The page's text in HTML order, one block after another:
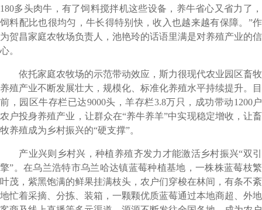
180多头肉牛，有了饲料搅拌机这些设备，养牛省心又省力了，
饲料配比也很均匀，牛长得特别快，收入也越来越有保障。”作
为贺昌家庭农牧场负责人，池艳玲的话语里满是对养殖产业的信
心。
依托家庭农牧场的示范带动效应，斯力很现代农业园区畜牧
养殖产业不断发展壮大，规模化、标准化养殖水平持续提升。目
前，园区牛存栏已达9000头，羊存栏3.8万只，成功带动1200户
农户投身养殖产业，让群众在“养牛养羊”中实现稳定增收，让畜
牧养殖成为乡村振兴的“硬支撑”。
产业兴则乡村兴，种植养殖齐发力才能激活乡村振兴“双引
擎”。在乌兰浩特市乌兰哈达镇蓝莓种植基地，一株株蓝莓枝繁
叶茂，紫黑饱满的鲜果挂满枝头，农户们穿梭在林间，有条不紊
地忙着采摘、分拣、装箱，一颗颗优质蓝莓通过本地商超、外地